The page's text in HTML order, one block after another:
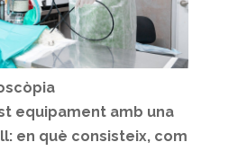
equipament amb una
en què consisteix, com